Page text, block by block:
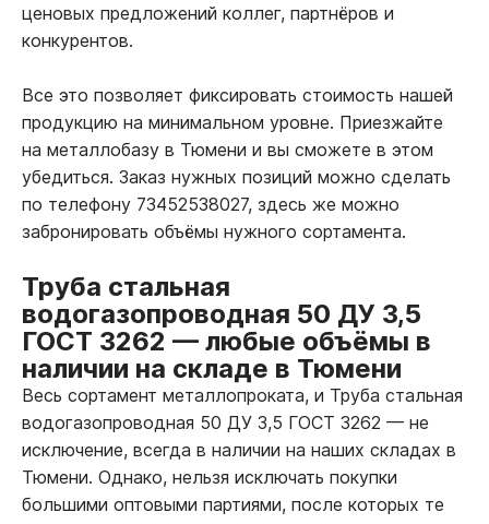
ценовых предложений коллег, партнёров и
конкурентов.
Все это позволяет фиксировать стоимость нашей
продукцию на минимальном уровне. Приезжайте
на металлобазу в Тюмени и вы сможете в этом
убедиться. Заказ нужных позиций можно сделать
по телефону 73452538027, здесь же можно
забронировать объёмы нужного сортамента.
Труба стальная
водогазопроводная 50 ДУ 3,5
ГОСТ 3262 — любые объёмы в
наличии на складе в Тюмени
Весь сортамент металлопроката, и Труба стальная
водогазопроводная 50 ДУ 3,5 ГОСТ 3262 — не
исключение, всегда в наличии на наших складах в
Тюмени. Однако, нельзя исключать покупки
большими оптовыми партиями, после которых те